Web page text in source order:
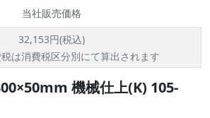
当社販売価格
32,153円(税込)
は消費税区分別にて算出されます
機械仕上(K) 105-